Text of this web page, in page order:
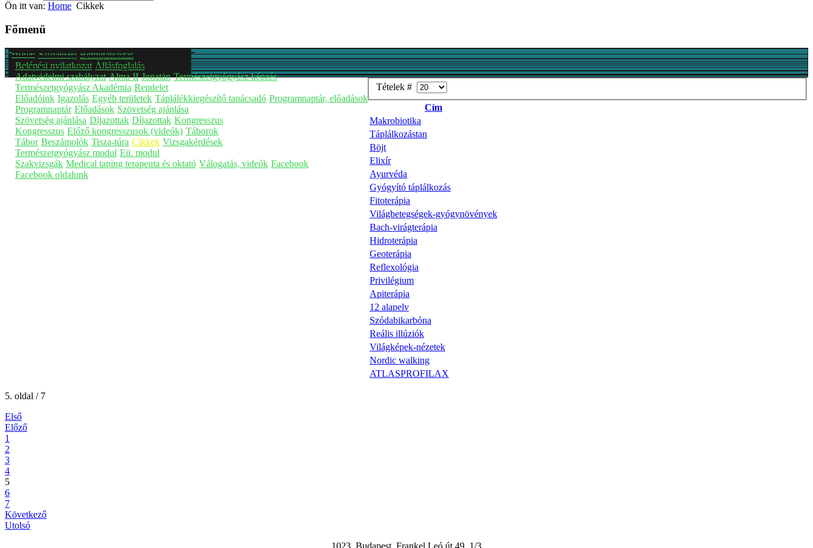
Ön itt van: Home Cikkek
Főmenü
Home Szövetség Bemutatkozás
Belépési nyilatkozat Állásfoglalás
Adatvédelmi szabályzat Alma II Jonatán Természetgyógyász képzés
Természetgyógyász Akadémia Rendelet
Előadóink Igazolás Egyéb területek Táplálékkiegészítő tanácsadó Programnaptár, előadások
Programnaptár Előadások Szövetség ajánlása
Szövetség ajánlása Díjazottak Díjazottak Kongresszus
Kongresszus Előző kongresszusok (videók) Táborok
Tábor Beszámolók Tisza-túra Cikkek Vizsgakérdések
Természetgyógyász modul Eü. modul
Szakvizsgák Medical taping terapeuta és oktató Válogatás, videók Facebook
Facebook oldalunk
Tételek #
Cím
Makrobiotika
Táplálkozástan
Böjt
Elixír
Ayurvéda
Gyógyító táplálkozás
Fitoterápia
Világbetegségek-gyógynövények
Bach-virágterápia
Hidroterápia
Geoterápia
Reflexológia
Privilégium
Apiterápia
12 alapelv
Szódabikarbóna
Reális illúziók
Világképek-nézetek
Nordic walking
ATLASPROFILAX
5. oldal / 7
Első
Előző
1
2
3
4
5
6
7
Következő
Utolsó